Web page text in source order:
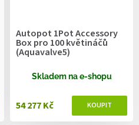
Autopot 1Pot Accessory
Box pro 100 květináčů
(Aquavalve5)
Skladem na e-shopu
54 277 Kč